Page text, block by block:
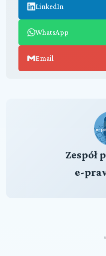
LinkedIn
WhatsApp
Email
Zespół
e-